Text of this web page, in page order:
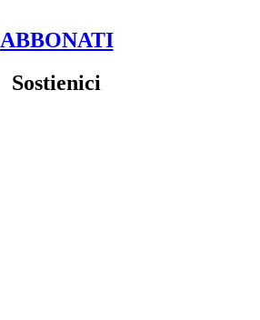
ABBONATI
Sostienici